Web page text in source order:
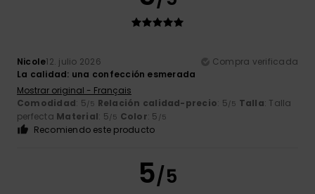
Nicole12. julio 2026
Compra verificada
La calidad: una confección esmerada
Mostrar original - Français
Comodidad: 5/5 Relación calidad-precio: 5/5 Talla: Talla
perfecta Material: 5/5 Color: 5 /5
Recomiendo este producto
5/5